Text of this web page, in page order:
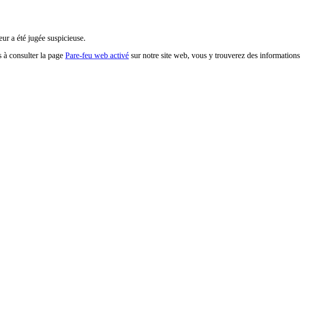
a été jugée suspicieuse.
à consulter la page Pare-feu web activé sur notre site web, vous y trouverez des informations